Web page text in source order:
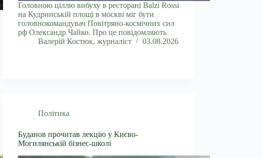
Головною ціллю вибуху в ресторані Balzi Rossi
на Кудринській площі в москві міг бути
головнокомандувач Повітряно-космічних сил
рф Олександр Чайко. Про це повідомляють
Валерій Костюк, журналіст
03.08.2026
Політика
Буданов прочитав лекцію у Києво-
Могилянській бізнес-школі